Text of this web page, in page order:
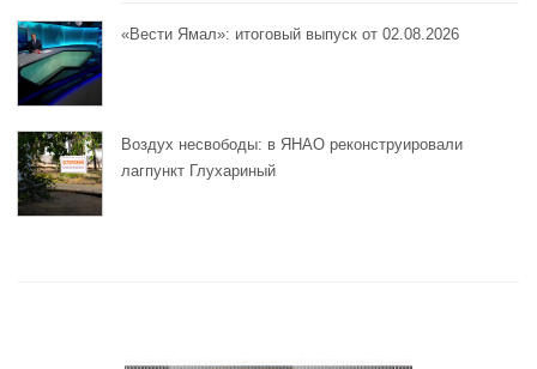
«Вести Ямал»: итоговый выпуск от 02.08.2026
Воздух несвободы: в ЯНАО реконструировали
лагпункт Глухариный